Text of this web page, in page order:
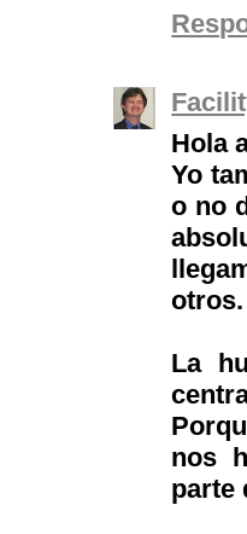
Hola
Yo
o no
otros.
La
nos
parte